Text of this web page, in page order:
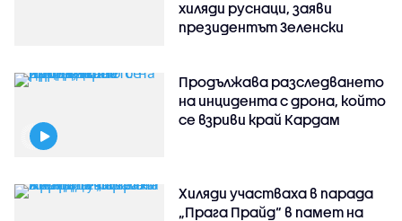
хиляди руснаци, заяви
президентът Зеленски
Продължава разследването
на инцидента с дрона, който
се взриви край Кардам
Хиляди участваха в парада
„Прага Прайд“ в памет на